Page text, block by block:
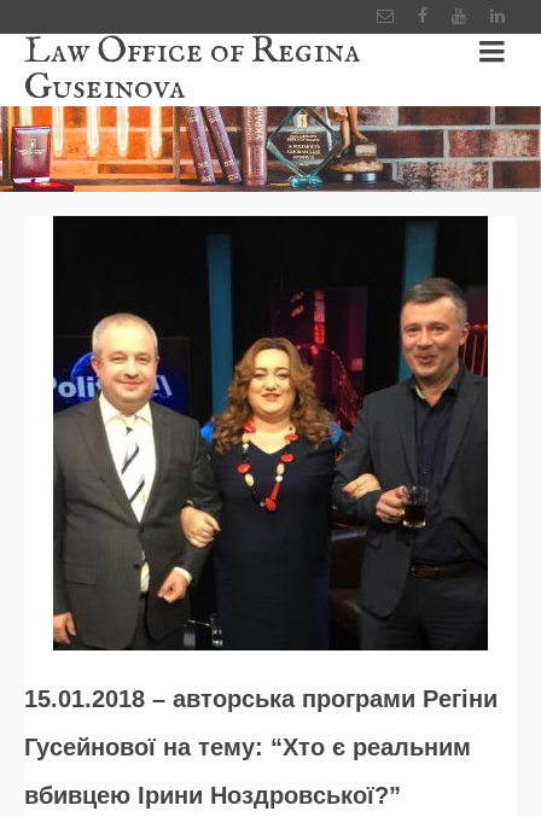
Law Office of Regina
Guseinova
15.01.2018 – авторська програми Регіни
Гусейнової на тему: “Хто є реальним
вбивцею Ірини Ноздровської?”